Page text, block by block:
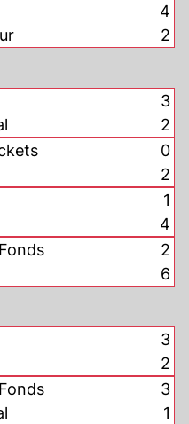
4
2
3
2
0
2
1
4
2
6
3
2
3
1